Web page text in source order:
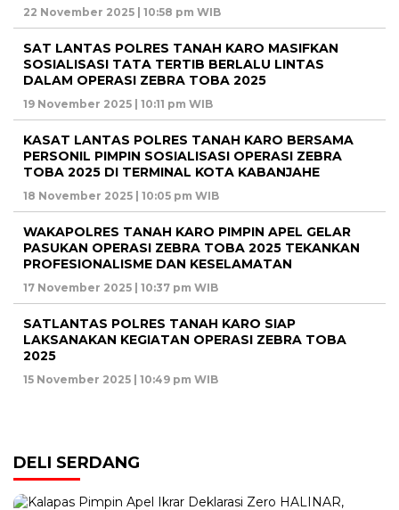
22 November 2025 | 10:58 pm WIB
SAT LANTAS POLRES TANAH KARO MASIFKAN
SOSIALISASI TATA TERTIB BERLALU LINTAS
DALAM OPERASI ZEBRA TOBA 2025
19 November 2025 | 10:11 pm WIB
KASAT LANTAS POLRES TANAH KARO BERSAMA
PERSONIL PIMPIN SOSIALISASI OPERASI ZEBRA
TOBA 2025 DI TERMINAL KOTA KABANJAHE
18 November 2025 | 10:05 pm WIB
WAKAPOLRES TANAH KARO PIMPIN APEL GELAR
PASUKAN OPERASI ZEBRA TOBA 2025 TEKANKAN
PROFESIONALISME DAN KESELAMATAN
17 November 2025 | 10:37 pm WIB
SATLANTAS POLRES TANAH KARO SIAP
LAKSANAKAN KEGIATAN OPERASI ZEBRA TOBA
2025
15 November 2025 | 10:49 pm WIB
DELI SERDANG